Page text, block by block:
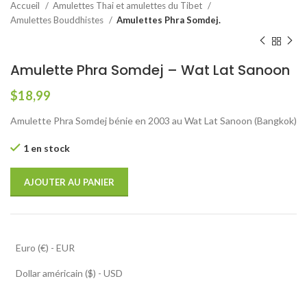
Accueil
Amulettes Thai et amulettes du Tibet
Amulettes Bouddhistes
Amulettes Phra Somdej.
Amulette Phra Somdej – Wat Lat Sanoon
$18,99
Amulette Phra Somdej bénie en 2003 au Wat Lat Sanoon (Bangkok)
1 en stock
AJOUTER AU PANIER
Euro (€) - EUR
Dollar américain ($) - USD